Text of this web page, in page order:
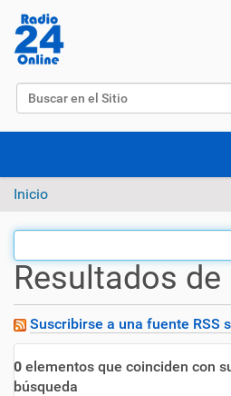
Buscar
Inicio
Resultados
Suscribirse a una fuente RSS
0 elementos que coinciden con
búsqueda